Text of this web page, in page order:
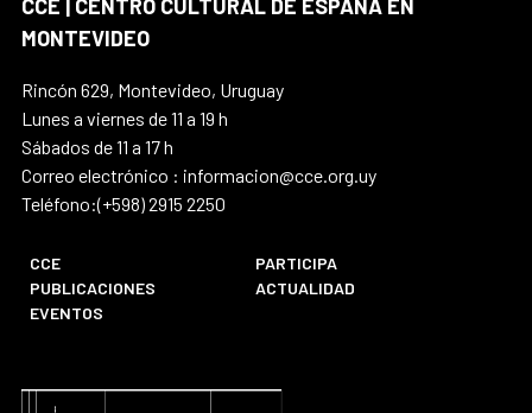
CCE | CENTRO CULTURAL DE ESPAÑA EN
MONTEVIDEO
Rincón 629, Montevideo, Uruguay
Lunes a viernes de 11 a 19 h
Sábados de 11 a 17 h
Correo electrónico : informacion@cce.org.uy
Teléfono:(+598) 2915 2250
CCE
PARTICIPA
PUBLICACIONES
ACTUALIDAD
EVENTOS